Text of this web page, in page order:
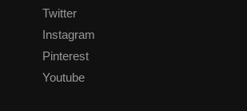
Twitter
Instagram
Pinterest
Youtube